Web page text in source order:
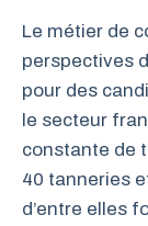
Le métier de
perspectives
pour des
le secteur
constante de
40 tanneries
d’entre elles